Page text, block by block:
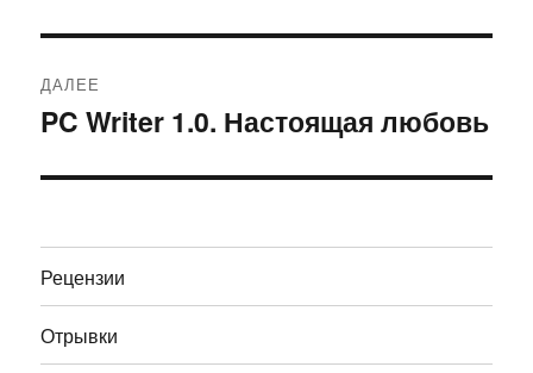
ДАЛЕЕ
Следующая
PC Writer 1.0. Настоящая любовь
Рецензии
Отрывки